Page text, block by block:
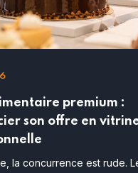
premium :
son offre en
la concurrence est rude.